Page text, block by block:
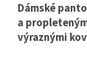
Dámské
a
výraznými